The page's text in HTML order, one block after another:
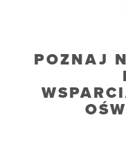
POZNAJ